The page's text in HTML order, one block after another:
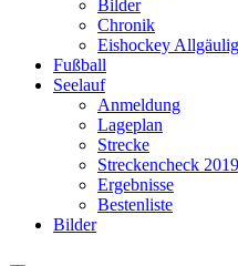
Bilder
Chronik
Eishockey
Fußball
Seelauf
Anmeldung
Lageplan
Strecke
Streckencheck 2019
Ergebnisse
Bestenliste
Bilder